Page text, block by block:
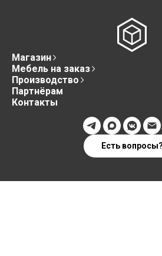
Магазин
Мебель на заказ
Производство
Партнёрам
Контакты
Есть вопросы?